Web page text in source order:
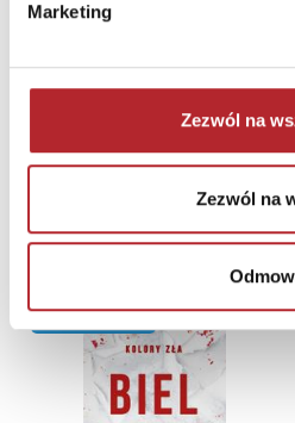
Marketing
Zezwól na
Zezwól na
Sug. cena det. 69,90zł(brutto)
Zaloguj się, aby kupić
NAJCZĘŚCIEJ
Wyłączność